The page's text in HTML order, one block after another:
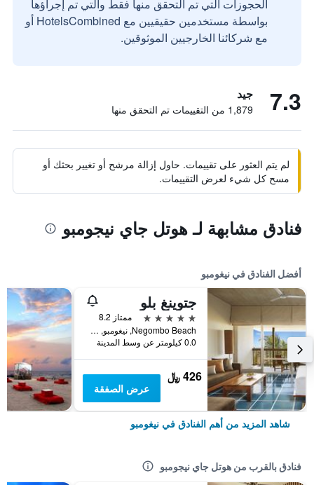
الحجوزات التي تم التحقق منها فقط والتي تم إجراؤها
بواسطة مستخدمين حقيقيين مع HotelsCombined أو
مع شركائنا الخارجيين الموثوقين.
7.3 جيد
1,879 من التقييمات تم التحقق منها
لم يتم العثور على تقييمات. حاول إزالة مرشح أو تغيير بحثك أو
مسح كل شيء لعرض التقييمات.
فنادق مشابهة لـ هوتل جاي نيجومبو
أفضل الفنادق في نيغومبو
جتوينغ بلو
5 نجوم
ممتاز 8.2
Negombo Beach, نيغومبو, سريلانكا
0.0 كيلومتر عن وسط المدينة
426 ﷼
عرض الصفقة
شاهد المزيد من أهم الفنادق في نيغومبو
فنادق بالقرب من هوتل جاي نيجومبو